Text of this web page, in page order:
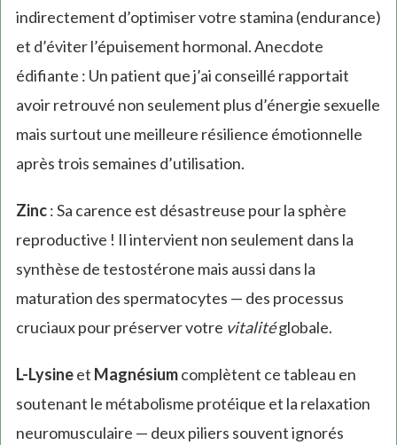
indirectement d’optimiser votre stamina (endurance)
et d’éviter l’épuisement hormonal. Anecdote
édifiante : Un patient que j’ai conseillé rapportait
avoir retrouvé non seulement plus d’énergie sexuelle
mais surtout une meilleure résilience émotionnelle
après trois semaines d’utilisation.
Zinc: Sa carence est désastreuse pour la sphère
reproductive ! Il intervient non seulement dans la
synthèse de testostérone mais aussi dans la
maturation des spermatocytes — des processus
cruciaux pour préserver votre vitalitéglobale.
L-Lysineet Magnésiumcomplètent ce tableau en
soutenant le métabolisme protéique et la relaxation
neuromusculaire — deux piliers souvent ignorés